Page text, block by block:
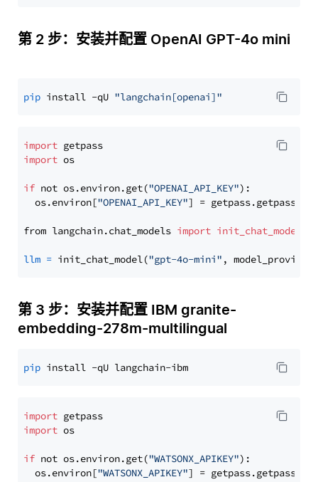
第 2 步：安装并配置 OpenAI GPT-4o mini
pip install -qU "langchain[openai]"
import
import os
if not os.environ.get("OPENAI_API_KEY"):
  os.environ[
"OPENAI_API_KEY"] = getpass.getpass(
from langchain.chat_models import init_chat_model
llm = init_chat_model("gpt-4o-mini" , model_provider=
第 3 步：安装并配置 IBM granite-
embedding-278m-multilingual
pip
import
import os
if not os.environ.get("WATSONX_APIKEY"):
  os.environ[
"WATSONX_APIKEY"] = getpass.getpass(